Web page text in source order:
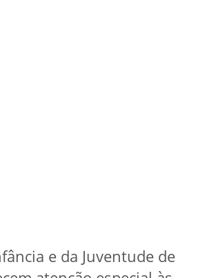
e da Juventude de